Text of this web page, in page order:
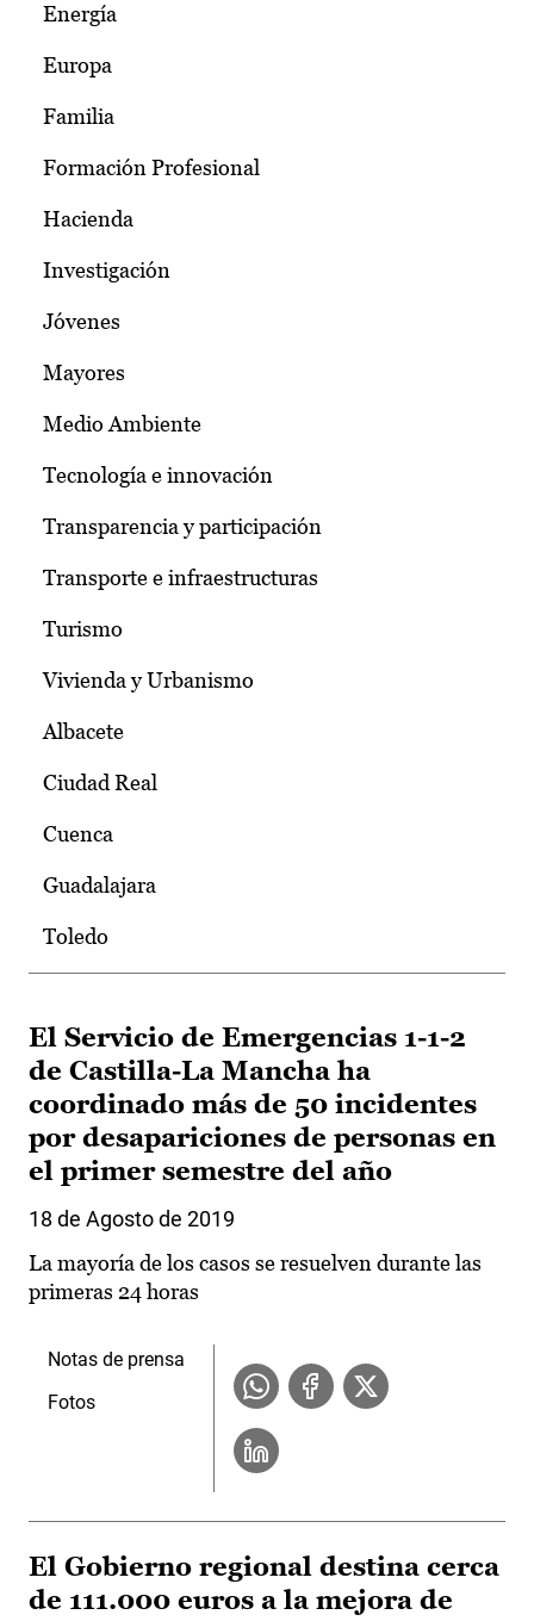
Energía
Europa
Familia
Formación Profesional
Hacienda
Investigación
Jóvenes
Mayores
Medio Ambiente
Tecnología e innovación
Transparencia y participación
Transporte e infraestructuras
Turismo
Vivienda y Urbanismo
Albacete
Ciudad Real
Cuenca
Guadalajara
Toledo
El Servicio de Emergencias 1-1-2
de Castilla-La Mancha ha
coordinado más de 50 incidentes
por desapariciones de personas en
el primer semestre del año
18 de Agosto de 2019
La mayoría de los casos se resuelven durante las
primeras 24 horas
Notas de prensa
Fotos
El Gobierno regional destina cerca
de 111.000 euros a la mejora de